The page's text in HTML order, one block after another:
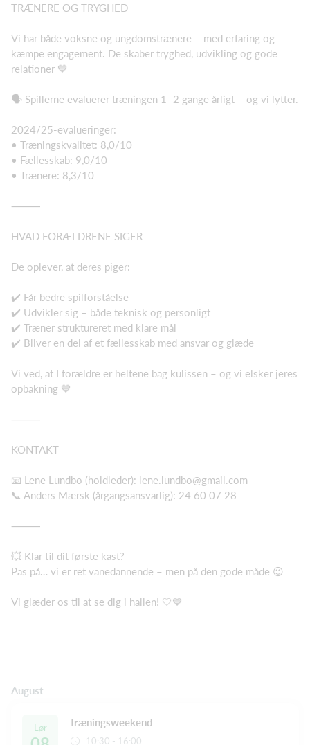
TRÆNERE OG TRYGHED
Vi har både voksne og ungdomstrænere – med erfaring og
kæmpe engagement. De skaber tryghed, udvikling og gode
relationer 💙
🗣️ Spillerne evaluerer træningen 1–2 gange årligt – og vi lytter.
2024/25-evalueringer:
• Træningskvalitet: 8,0/10
• Fællesskab: 9,0/10
• Trænere: 8,3/10
⸻
HVAD FORÆLDRENE SIGER
De oplever, at deres piger:
✔️ Får bedre spilforståelse
✔️ Udvikler sig – både teknisk og personligt
✔️ Træner struktureret med klare mål
✔️ Bliver en del af et fællesskab med ansvar og glæde
Vi ved, at I forældre er heltene bag kulissen – og vi elsker jeres
opbakning 💙
⸻
KONTAKT
📧 Lene Lundbo (holdleder): lene.lundbo@gmail.com
📞 Anders Mærsk (årgangsansvarlig): 24 60 07 28
⸻
💥 Klar til dit første kast?
Pas på… vi er ret vanedannende – men på den gode måde 😉
Vi glæder os til at se dig i hallen! 🤍💙
August
Lør Træningsweekend
10:30 - 16:00